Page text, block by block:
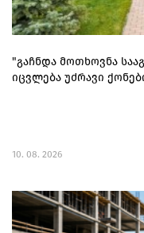
"გაჩნდა მოთხოვნა
იცვლება უძრავი
10. 08. 2026